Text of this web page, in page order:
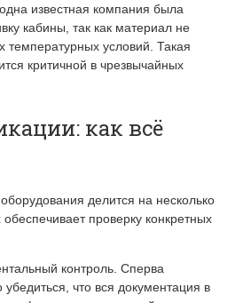
известная компания была
кабины, так как материал не
условий. Такая
критичной в чрезвычайных
как всё
делится на несколько
проверку конкретных
контроль. Сперва
что вся документация в